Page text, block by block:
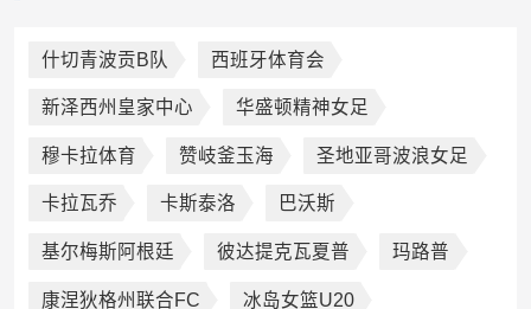
什切青波贡B队 西班牙体育会
新泽西州皇家中心 华盛顿精神女足
穆卡拉体育 赞岐釜玉海 圣地亚哥波浪女足
卡拉瓦乔 卡斯泰洛 巴沃斯
基尔梅斯阿根廷 彼达提克瓦夏普 玛路普
康涅狄格州联合FC 冰岛女篮U20